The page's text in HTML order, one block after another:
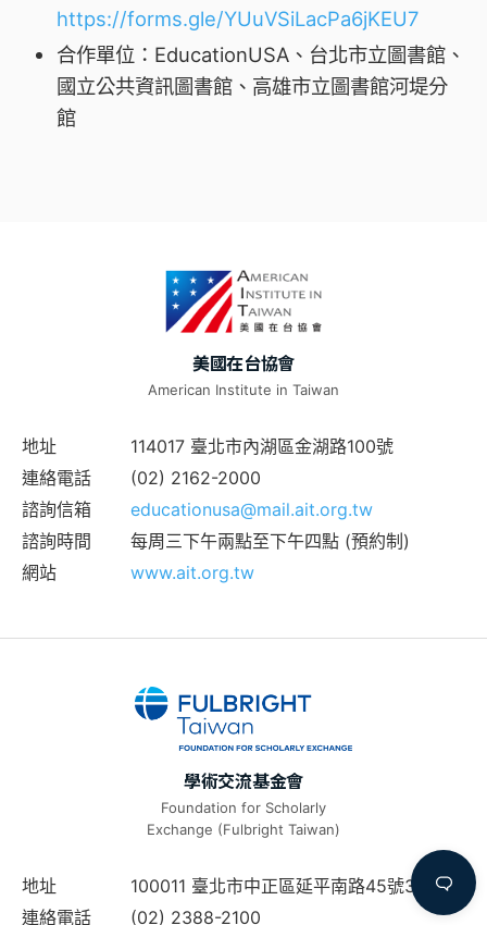
https://forms.gle/YUuVSiLacPa6jKEU7
合作單位：EducationUSA、台北市立圖書館、
國立公共資訊圖書館、高雄市立圖書館河堤分
館
美國在台協會
American Institute in Taiwan
地址
114017 臺北市內湖區金湖路100號
連絡電話
(02) 2162-2000
諮詢信箱
educationusa@mail.ait.org.tw
諮詢時間
每周三下午兩點至下午四點 (預約制)
網站
www.ait.org.tw
學術交流基金會
Foundation for Scholarly
Exchange (Fulbright Taiwan)
地址
100011 臺北市中正區延平南路45號3樓
連絡電話
(02) 2388-2100